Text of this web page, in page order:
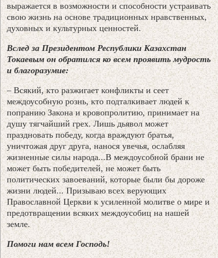
выражается в возможности и способности устраивать
свою жизнь на основе традиционных нравственных,
духовных и культурных ценностей.
Вслед за Президентом Республики Казахстан
Токаевым он обратился ко всем проявить мудрость
и благоразумие:
– Всякий, кто разжигает конфликты и сеет
междоусобную рознь, кто подталкивает людей к
попранию Закона и кровопролитию, принимает на
душу тягчайший грех. Лишь дьявол может
праздновать победу, когда враждуют братья,
уничтожая друг друга, нанося увечья, ослабляя
жизненные силы народа...В междоусобной брани не
может быть победителей, не может быть
политических завоеваний, которые были бы дороже
жизни людей... Призываю всех верующих
Православной Церкви к усиленной молитве о мире и
предотвращении всяких междоусобиц на нашей
земле.
Помоги нам всем Господь!